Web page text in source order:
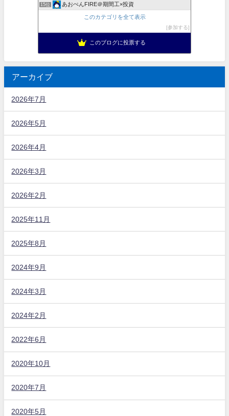
15位 あおぺんFIRE＠期間工×投資
このカテゴリを全て表示
参加する
このブログに投票する
アーカイブ
2026年7月
2026年5月
2026年4月
2026年3月
2026年2月
2025年11月
2025年8月
2024年9月
2024年3月
2024年2月
2022年6月
2020年10月
2020年7月
2020年5月